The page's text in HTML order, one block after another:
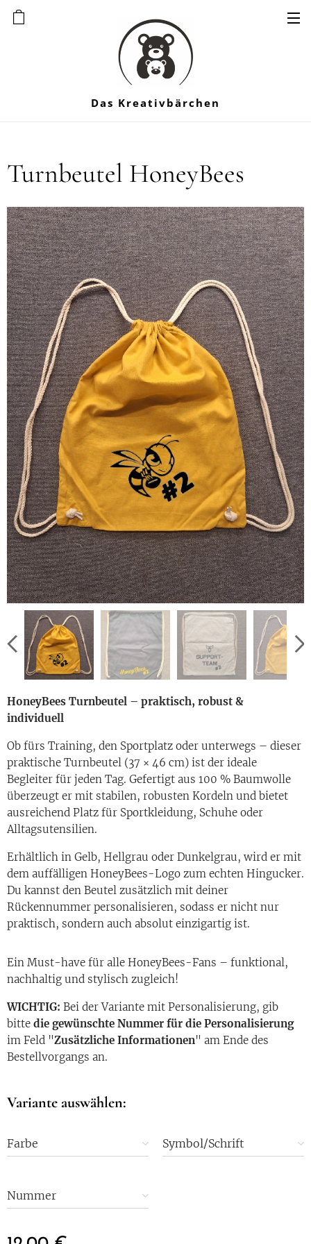
Das Kreativbärchen
Turnbeutel HoneyBees
Design-Übersicht allgemein
HoneyBees Turnbeutel – praktisch, robust &
individuell
Ob fürs Training, den Sportplatz oder unterwegs – dieser
praktische Turnbeutel (37 × 46 cm) ist der ideale
Begleiter für jeden Tag. Gefertigt aus 100 % Baumwolle
überzeugt er mit stabilen, robusten Kordeln und bietet
ausreichend Platz für Sportkleidung, Schuhe oder
Alltagsutensilien.
Erhältlich in Gelb, Hellgrau oder Dunkelgrau, wird er mit
dem auffälligen HoneyBees-Logo zum echten Hingucker.
Du kannst den Beutel zusätzlich mit deiner
Rückennummer personalisieren, sodass er nicht nur
praktisch, sondern auch absolut einzigartig ist.
Ein Must-have für alle HoneyBees-Fans – funktional,
nachhaltig und stylisch zugleich!
WICHTIG: Bei der Variante mit Personalisierung, gib
bitte die gewünschte Nummer für die Personalisierung
im Feld "Zusätzliche Informationen" am Ende des
Bestellvorgangs an.
Variante auswählen:
Farbe Symbol/Schrift
Nummer